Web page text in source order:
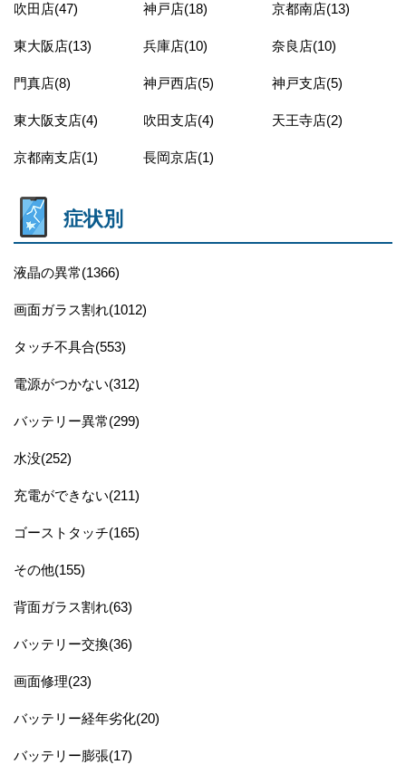
吹田店(47) 神戸店(18) 京都南店(13)
東大阪店(13) 兵庫店(10) 奈良店(10)
門真店(8) 神戸西店(5) 神戸支店(5)
東大阪支店(4) 吹田支店(4) 天王寺店(2)
京都南支店(1) 長岡京店(1)
症状別
液晶の異常(1366)
画面ガラス割れ(1012)
タッチ不具合(553)
電源がつかない(312)
バッテリー異常(299)
水没(252)
充電ができない(211)
ゴーストタッチ(165)
その他(155)
背面ガラス割れ(63)
バッテリー交換(36)
画面修理(23)
バッテリー経年劣化(20)
バッテリー膨張(17)